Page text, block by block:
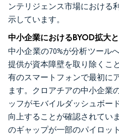
ンテリジェンス市場における
示しています。
中小企業におけるBYOD拡大
中小企業の70%が分析ツール
提供が資本障壁を取り除くこ
有のスマートフォンで最初に
ます。クロアチアの中小企業
ッフがモバイルダッシュボー
向上することが確認されてい
のギャップが一部のパイロッ